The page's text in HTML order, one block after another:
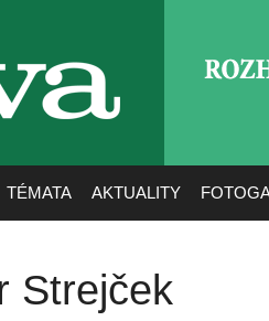
TÉMATA AKTUALITY
Strejček